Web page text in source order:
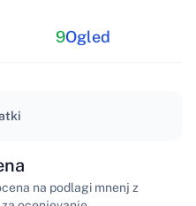
9Ogled
na podlagi mnenj z